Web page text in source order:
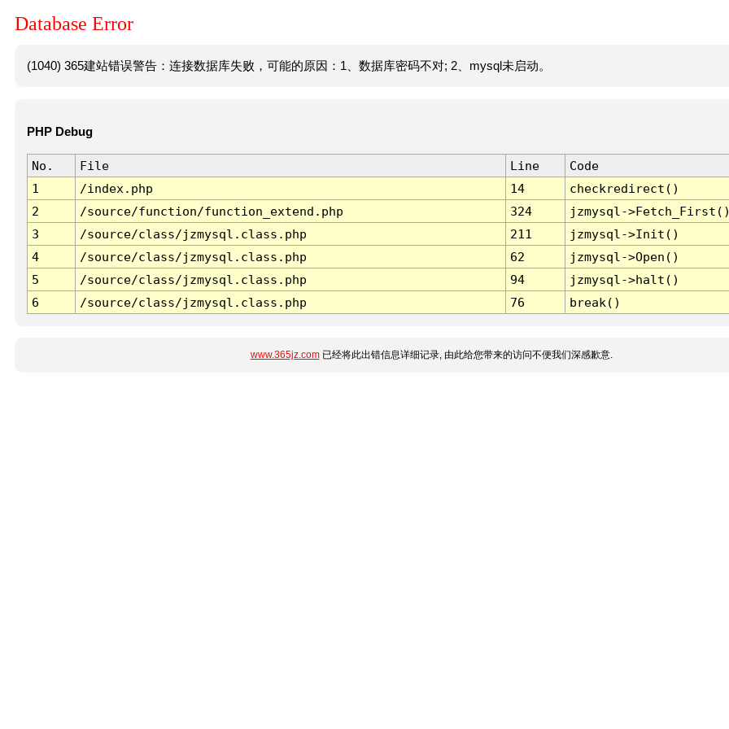
Database Error
(1040) 365建站错误警告：连接数据库失败，可能的原因：1、数据库密码不对; 2、mysql未启动。
PHP Debug
No. File Line
Code
1
/index.php 14
checkredirect()
2
/source/function/function_extend.php 324
jzmysql-
3
/source/class/jzmysql.class.php 211
jzmysql->Init()
4
/source/class/jzmysql.class.php 62
jzmysql->Open()
5
/source/class/jzmysql.class.php 94
jzmysql->halt()
6
/source/class/jzmysql.class.php 76 break()
www.365jz.com已经将此出错信息详细记录, 由此给您带来的访问不便我们深感歉意.